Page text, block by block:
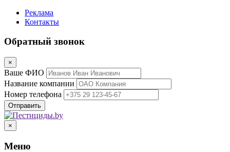
Реклама
Контакты
Обратный звонок
×
Ваше ФИО
Название компании
Номер телефона
×
Меню